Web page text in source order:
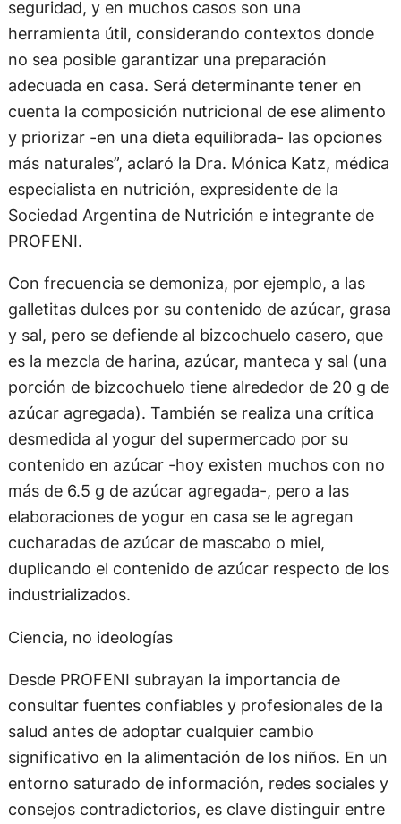
seguridad, y en muchos casos son una
herramienta útil, considerando contextos donde
no sea posible garantizar una preparación
adecuada en casa. Será determinante tener en
cuenta la composición nutricional de ese alimento
y priorizar -en una dieta equilibrada- las opciones
más naturales”, aclaró la Dra. Mónica Katz, médica
especialista en nutrición, expresidente de la
Sociedad Argentina de Nutrición e integrante de
PROFENI.
Con frecuencia se demoniza, por ejemplo, a las
galletitas dulces por su contenido de azúcar, grasa
y sal, pero se defiende al bizcochuelo casero, que
es la mezcla de harina, azúcar, manteca y sal (una
porción de bizcochuelo tiene alrededor de 20 g de
azúcar agregada). También se realiza una crítica
desmedida al yogur del supermercado por su
contenido en azúcar -hoy existen muchos con no
más de 6.5 g de azúcar agregada-, pero a las
elaboraciones de yogur en casa se le agregan
cucharadas de azúcar de mascabo o miel,
duplicando el contenido de azúcar respecto de los
industrializados.
Ciencia, no ideologías
Desde PROFENI subrayan la importancia de
consultar fuentes confiables y profesionales de la
salud antes de adoptar cualquier cambio
significativo en la alimentación de los niños. En un
entorno saturado de información, redes sociales y
consejos contradictorios, es clave distinguir entre